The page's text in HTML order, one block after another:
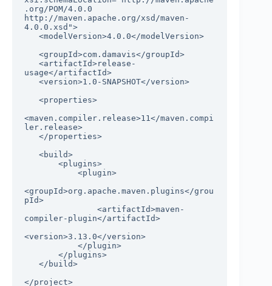
.org/POM/4.0.0
http://maven.apache.org/xsd/maven-
4.0.0.xsd">
usage</artifactId>
<maven.compiler.release>11</maven.compi
ler.release>
<groupId>org.apache.maven.plugins</grou
pId>
compiler-plugin</artifactId>
<version>3.13.0</version>
</project>